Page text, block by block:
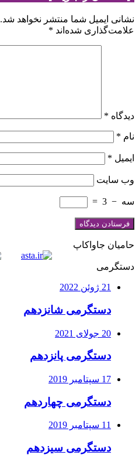
نشانی ایمیل شما منتشر نخواهد شد.
علامت‌گذاری شده‌اند *
دیدگاه *
نام *
ایمیل *
وب‌ سایت
سه −
3
=
حامیان جاواکاپ
دستگرمی
21 ژوئن 2022
دستگرمی شانزدهم
20 جولای 2021
دستگرمی پانزدهم
17 سپتامبر 2019
دستگرمی چهاردهم
11 سپتامبر 2019
دستگرمی سیزدهم